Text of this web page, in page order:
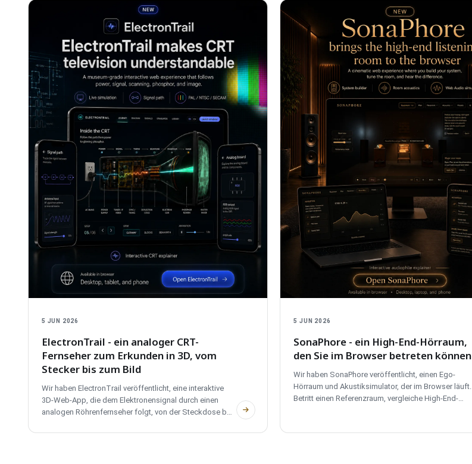
5 JUN 2026
ElectronTrail - ein analoger CRT-
Fernseher zum Erkunden in 3D, vom
Stecker bis zum Bild
Wir haben ElectronTrail veröffentlicht, eine interaktive
3D-Web-App, die dem Elektronensignal durch einen
analogen Röhrenfernseher folgt, von der Steckdose bis
SECAM, ist zweisprachig, benötigt kein Konto und nutzt
5 JUN 2026
SonaPhore - ein High-End-Hörraum,
den Sie im Browser betreten können
Wir haben SonaPhore veröffentlicht, einen Ego-
Hörraum und Akustiksimulator, der im Browser läuft.
Betritt einen Referenzraum, vergleiche High-End-